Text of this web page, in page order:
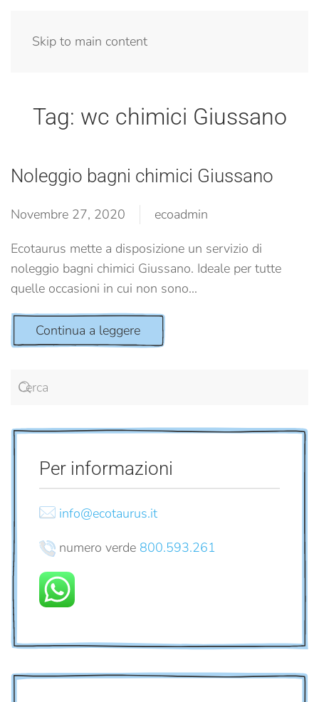
Skip to main content
Tag: wc chimici Giussano
Noleggio bagni chimici Giussano
Novembre 27, 2020
ecoadmin
Ecotaurus mette a disposizione un servizio di
noleggio bagni chimici Giussano. Ideale per tutte
quelle occasioni in cui non sono...
Continua a leggere
Per informazioni
info@ecotaurus.it
numero verde 800.593.261